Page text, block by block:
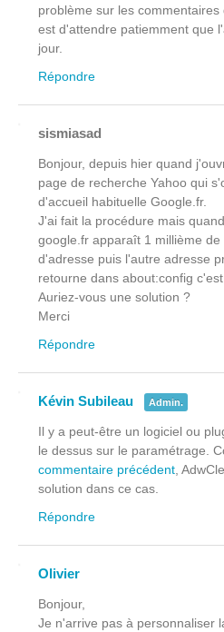
problème sur les
est d'attendre patiemment que
jour.
Répondre
sismiasad
Bonjour, depuis hier quand
page de recherche Yahoo qui
d'accueil habituelle Google.fr.
J'ai fait la procédure mais
google.fr apparaît 1 millième
d'adresse puis l'autre adresse
retourne dans about:config
Auriez-vous une solution ?
Merci
Répondre
Kévin Subileau Admin.
Il y a peut-être un logiciel ou
le dessus sur le paramétrage.
commentaire précédent,
solution dans ce cas.
Répondre
Olivier
Bonjour,
Je n'arrive pas à personnaliser